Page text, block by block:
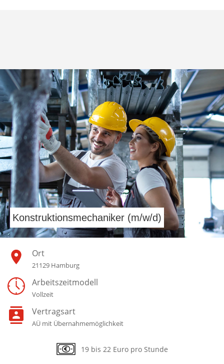
Konstruktionsmechaniker (m/w/d)
Ort
21129 Hamburg
Arbeitszeitmodell
Vollzeit
Vertragsart
AÜ mit Übernahmemöglichkeit
19 bis 22 Euro pro Stunde